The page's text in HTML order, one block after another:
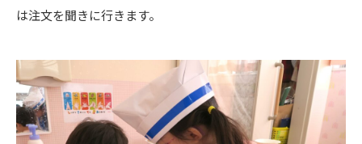
は注文を聞きに行きます。